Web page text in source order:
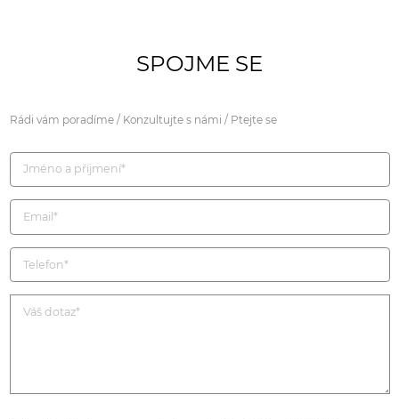
SPOJME SE
Rádi vám poradíme / Konzultujte s námi / Ptejte se